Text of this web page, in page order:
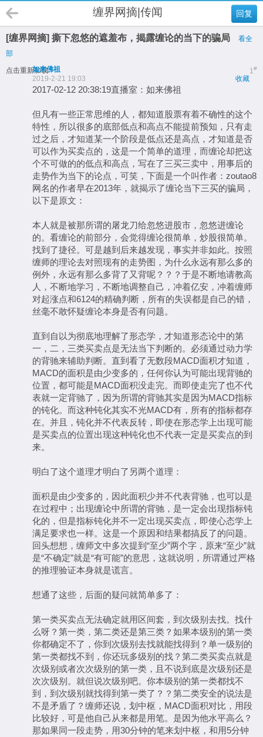
回复
缠界网摘|传闻
[缠界网摘] 撕下忽悠的遮羞布，揭露缠论的当下的骗局
看全
部
点击重新加载 1#
如来佛祖
收藏
2019-2-21 19:03
2017-02-12 20:38:19直播室：如来佛祖
但凡有一些正常思维的人，都知道股票有着不确性的这个
特性，所以很多的底部低点和高点不能提前预知，只有走
过之后，才知道某一个阶段是低点还是高点，才知道是否
可以作为买卖点的，这是一个简单的道理，而缠论却把这
个不可做的的低点和高点，写在了三买三卖中，用事后的
走势作为当下的论点，可笑，下面是一个叫作者：zoutao8
网名的作者早在2013年，就揭示了缠论当下三买的骗局，
以下是原文：
本人就是被那所谓的屠龙刀给忽悠进股市，忽悠进缠论
的。看缠论的前部分，会觉得缠论很简单，炒股很简单。
找到了捷径。可是越到后来越发现，事实并非如此。按照
缠师的理论去对照现有的走势图，为什么永远有那么多的
例外，永远有那么多背了又背呢？？？于是不断地请教高
人，不断地学习，不断地调整自己，冲着亿安，冲着缠师
对起涨点和6124的精确判断，所有的失误都是自己的错，
丝毫不敢怀疑缠论本身是否有问题。
直到自以为彻底地理解了形态学，才知道形态论中的第
一，二，三类买卖点是无法当下判断的。必须通过动力学
的背驰来辅助判断。直到看了无数段MACD面积才知道，
MACD的面积是由少变多的，任何你认为可能出现背驰的
位置，都可能是MACD面积没走完。而即使走完了也不代
表就一定背驰了，因为所谓的背驰其实是因为MACD指标
的钝化。而这种钝化其实不光MACD有，所有的指标都存
在。并且，钝化并不代表反转，即使在形态学上出现可能
是买卖点的位置出现这种钝化也不代表一定是买卖点的到
来。
明白了这个道理才明白了另两个道理：
面积是由少变多的，因此面积少并不代表背驰，也可以是
在过程中；出现缠论中所谓的背驰，是一定会出现指标钝
化的，但是指标钝化并不一定出现买卖点，即使心态学上
满足要求也一样。这是一个原因和结果都搞反了的问题。
回头想想，缠师文中多次提到“至少”两个字，原来“至少”就
是“不确定”就是“有可能”的意思，这就说明，所谓通过严格
的推理验证本身就是谎言。
想通了这些，后面的疑问就简单多了：
第一类买卖点无法确定就用区间套，到次级别去找。找什
么呀？第一类，第二类还是第三类？如果本级别的第一类
你都确定不了，你到次级别去找就能找得到？单一级别的
第一类都找不到，你还玩多级别的找？第二类买卖点就是
次级别或者次次级别的第一类，且不说到底是次级别还是
次次级别。就但说次级别吧。你本级别的第一类都找不
到，到次级别就找得到第一类了？？第二类安全的说法是
不是矛盾了？缠师还说，划中枢，MACD面积对比，用段
比较好，可是他自己从来都是用笔。是因为他水平高么？
那如果同一段走势，用30分钟的笔来划中枢，和用5分钟